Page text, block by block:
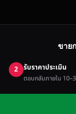
ขาย
2 รับราคาประเมิน
ตอบกลับภายใน